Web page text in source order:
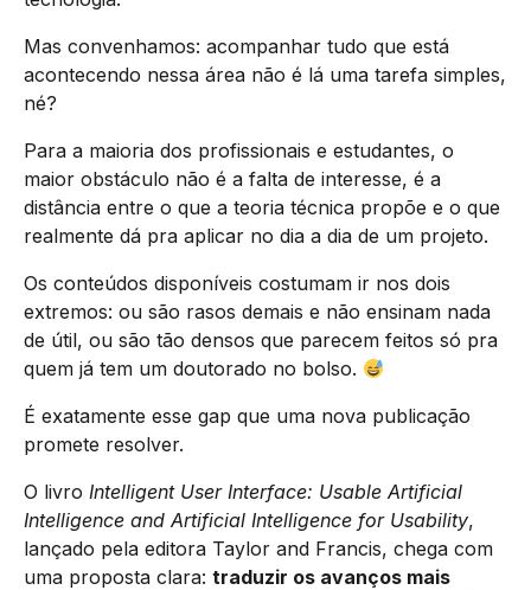
Mas convenhamos: acompanhar tudo que está
acontecendo nessa área não é lá uma tarefa simples,
né?
Para a maioria dos profissionais e estudantes, o
maior obstáculo não é a falta de interesse, é a
distância entre o que a teoria técnica propõe e o que
realmente dá pra aplicar no dia a dia de um projeto.
Os conteúdos disponíveis costumam ir nos dois
extremos: ou são rasos demais e não ensinam nada
de útil, ou são tão densos que parecem feitos só pra
quem já tem um doutorado no bolso.
É exatamente esse gap que uma nova publicação
promete resolver.
O livro Intelligent User Interface: Usable Artificial
Intelligence and Artificial Intelligence for Usability,
lançado pela editora Taylor and Francis, chega com
uma proposta clara: traduzir os avanços mais